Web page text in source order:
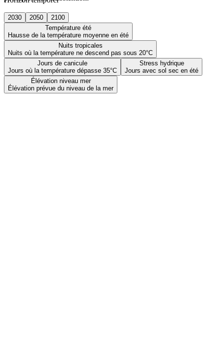
2030 2050
2100
Température été
Hausse de la température moyenne en été
Nuits tropicales
Nuits où la température ne descend pas sous 20°C
Jours de canicule
Jours où la température dépasse 35°C
Stress hydrique
Jours avec sol sec en été
Élévation niveau mer
Élévation prévue du niveau de la mer